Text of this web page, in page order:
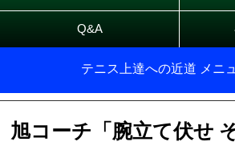
Q&A
テニス上達への近道 メニ
旭コーチ「腕立て伏せ